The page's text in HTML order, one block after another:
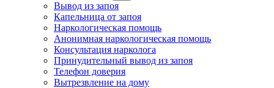
Вывод из запоя
Капельница от запоя
Наркологическая помощь
Анонимная наркологическая помощь
Консультация нарколога
Принудительный вывод из запоя
Телефон доверия
Вытрезвление на дому